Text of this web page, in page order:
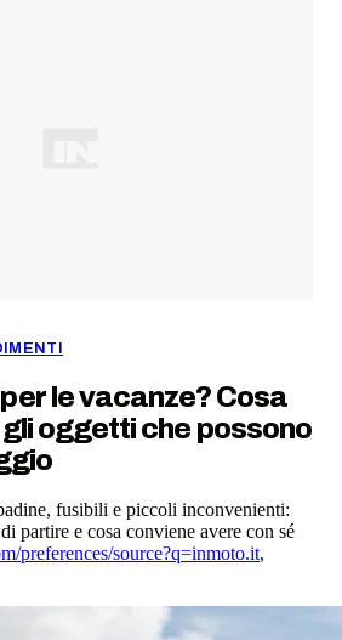
le vacanze? Cosa
oggetti che possono
fusibili e piccoli inconvenienti:
partire e cosa conviene avere con sé
preferences/source?q=inmoto.it,